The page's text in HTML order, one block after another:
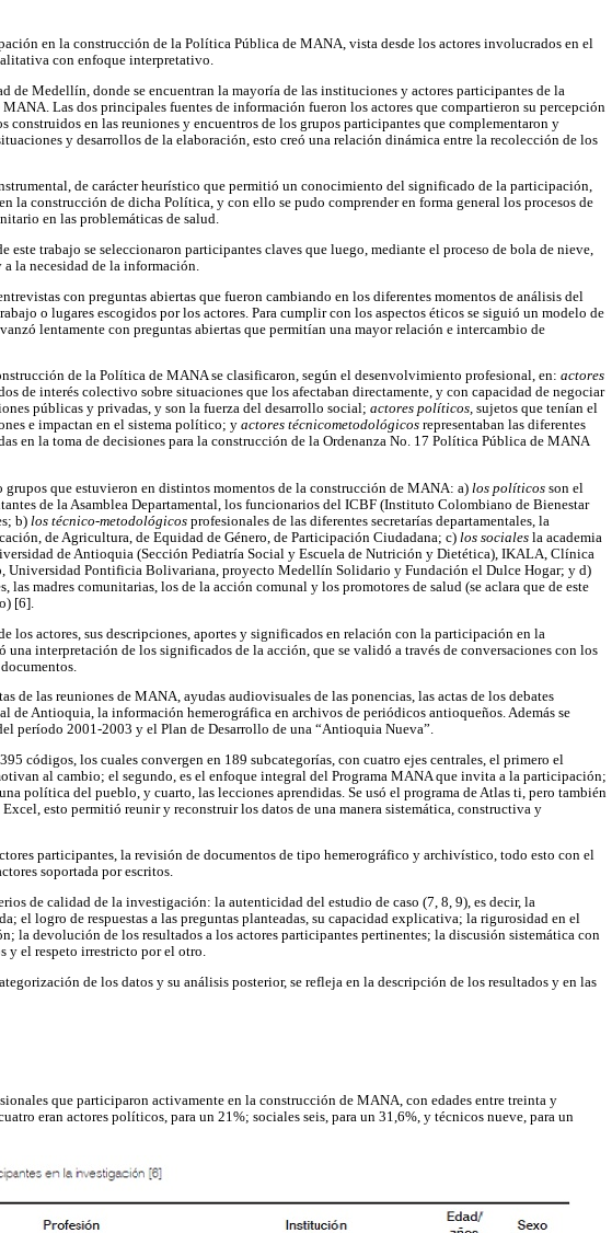
en la construcción de la Política Pública de MANA, vista desde los actores involucrados en el
con enfoque interpretativo.
de Medellín, donde se encuentran la mayoría de las instituciones y actores participantes de la
Las dos principales fuentes de información fueron los actores que compartieron su percepción
construidos en las reuniones y encuentros de los grupos participantes que complementaron y
y desarrollos de la elaboración, esto creó una relación dinámica entre la recolección de los
de carácter heurístico que permitió un conocimiento del significado de la participación,
la construcción de dicha Política, y con ello se pudo comprender en forma general los procesos de
en las problemáticas de salud.
este trabajo se seleccionaron participantes claves que luego, mediante el proceso de bola de nieve,
la necesidad de la información.
con preguntas abiertas que fueron cambiando en los diferentes momentos de análisis del
o lugares escogidos por los actores. Para cumplir con los aspectos éticos se siguió un modelo de
lentamente con preguntas abiertas que permitían una mayor relación e intercambio de
de la Política de MANA se clasificaron, según el desenvolvimiento profesional, en: actores
de interés colectivo sobre situaciones que los afectaban directamente, y con capacidad de negociar
públicas y privadas, y son la fuerza del desarrollo social; actores políticos, sujetos que tenían el
e impactan en el sistema político; y actores técnicometodológicos representaban las diferentes
en la toma de decisiones para la construcción de la Ordenanza No. 17 Política Pública de MANA
grupos que estuvieron en distintos momentos de la construcción de MANA: a) los políticos son el
de la Asamblea Departamental, los funcionarios del ICBF (Instituto Colombiano de Bienestar
b) los técnico-metodológicos profesionales de las diferentes secretarías departamentales, la
de Agricultura, de Equidad de Género, de Participación Ciudadana; c) los sociales la academia
de Antioquia (Sección Pediatría Social y Escuela de Nutrición y Dietética), IKALA, Clínica
Universidad Pontificia Bolivariana, proyecto Medellín Solidario y Fundación el Dulce Hogar; y d)
las madres comunitarias, los de la acción comunal y los promotores de salud (se aclara que de este
[6].
los actores, sus descripciones, aportes y significados en relación con la participación en la
interpretación de los significados de la acción, que se validó a través de conversaciones con los
de las reuniones de MANA, ayudas audiovisuales de las ponencias, las actas de los debates
de Antioquia, la información hemerográfica en archivos de periódicos antioqueños. Además se
período 2001-2003 y el Plan de Desarrollo de una “Antioquia Nueva”.
códigos, los cuales convergen en 189 subcategorías, con cuatro ejes centrales, el primero el
al cambio; el segundo, es el enfoque integral del Programa MANA que invita a la participación;
política del pueblo, y cuarto, las lecciones aprendidas. Se usó el programa de Atlas ti, pero también
esto permitió reunir y reconstruir los datos de una manera sistemática, constructiva y
participantes, la revisión de documentos de tipo hemerográfico y archivístico, todo esto con el
soportada por escritos.
de calidad de la investigación: la autenticidad del estudio de caso (7, 8, 9), es decir, la
el logro de respuestas a las preguntas planteadas, su capacidad explicativa; la rigurosidad en el
la devolución de los resultados a los actores participantes pertinentes; la discusión sistemática con
y el respeto irrestricto por el otro.
de los datos y su análisis posterior, se refleja en la descripción de los resultados y en las
que participaron activamente en la construcción de MANA, con edades entre treinta y
eran actores políticos, para un 21%; sociales seis, para un 31,6%, y técnicos nueve, para un